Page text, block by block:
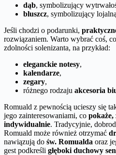
dąb, symbolizujący
bluszcz, symbolizujący
Jeśli chodzi o podarunki,
rozwiązaniem. Warto wybrać coś,
zdolności solenizanta, na przykład:
eleganckie notesy,
kalendarze,
zegary,
różnego rodzaju akcesoria
Romuald z pewnością ucieszy się
jego zainteresowaniami, co pokaże,
indywidualnie. Tradycyjnie,
Romuald może również otrzymać
nawiązują do św. Romualda oraz
gest podkreśli głęboki duchowy